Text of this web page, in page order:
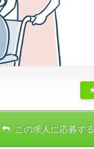
この求人に応募する